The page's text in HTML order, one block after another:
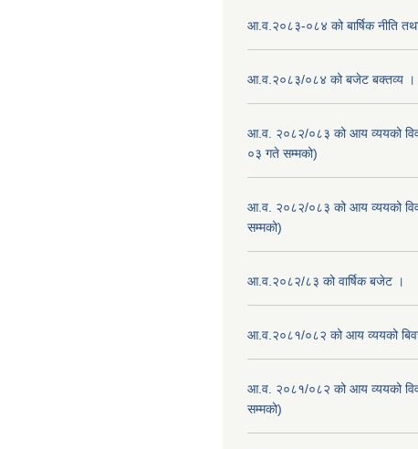
आ.व.२०८३-०८४ को बार्षिक नीति
आ.व.२०८३/०८४ को बजेट बक्तव्य ।
आ.व. २०८२/०८३ को आय व्ययको
०३ गते सम्मको)
आ.व. २०८२/०८३ को आय व्ययको
सम्मको)
आ.व.२०८२/८३ को वार्षिक बजेट ।
आ.व.२०८१/०८२ को आय व्ययको
आ.व. २०८१/०८२ को आय व्ययको
सम्मको)